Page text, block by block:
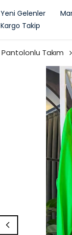
Yeni Gelenler
Kargo Takip
Pantolonlu Takım